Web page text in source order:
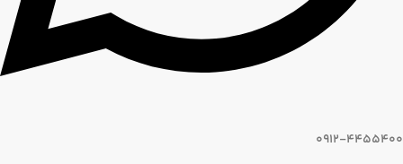
0912-4455400